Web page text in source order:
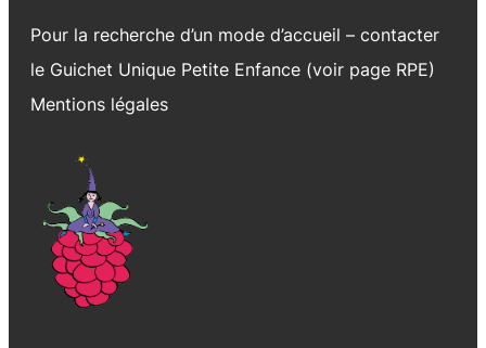
Pour la recherche d’un mode d’accueil – contacter
le Guichet Unique Petite Enfance (voir page RPE)
Mentions légales